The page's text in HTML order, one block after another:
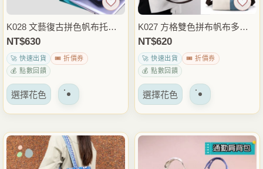
頁
上
擇
產
頁
上
擇
K028 文藝復古拼色帆布托特
包 肩背包 大容量休閒手提+斜
背包 日常通勤外出穿搭包
NT$630
🚀 快速出貨
🎟️ 折價券
💰 點數回饋
選擇花色 該
有
多
種
K027 方格雙色拼布帆布多用
包 手提斜背兩用包 休閒帆布
包 肩背包 日常外出穿搭包
NT$620
🚀 快速出貨
🎟️ 折價券
💰 點數回饋
選擇花色 該
有
種